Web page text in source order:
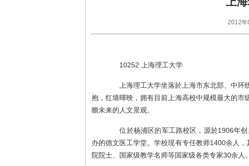
2012年
10252 上海理工大学
上海理工大学坐落於上海市东北部、中环
抱，红墙暉映，拥有目前上海高校中规模最大的
瞻未来的人文景观。
位於杨浦区的军工路校区，源於1906年创
办的德文医工学堂。学校现有专任教师1400余人
院院士、国家级教学名师等国家级各类专家30余人。